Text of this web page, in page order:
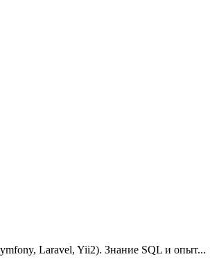
Laravel, Yii2). Знание SQL и опыт...